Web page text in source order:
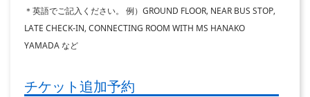
＊英語でご記入ください。
例）GROUND FLOOR, NEAR BUS STOP,
LATE CHECK-IN, CONNECTING ROOM WITH MS HANAKO
YAMADA など
チケット追加予約